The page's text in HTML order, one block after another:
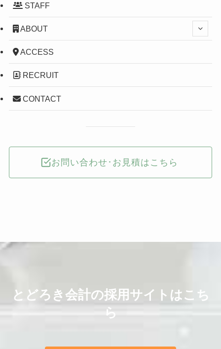
STAFF
ABOUT
ACCESS
RECRUIT
CONTACT
お問い合わせ･お見積はこちら
とどろき会計の採用サイトはこち
ら